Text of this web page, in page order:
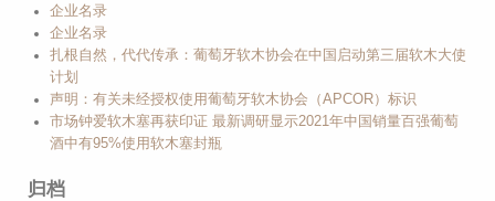
企业名录
企业名录
扎根自然，代代传承：葡萄牙软木协会在中国启动第三届软木大使
计划
声明：有关未经授权使用葡萄牙软木协会（APCOR）标识
市场钟爱软木塞再获印证 最新调研显示2021年中国销量百强葡萄
酒中有95%使用软木塞封瓶
归档